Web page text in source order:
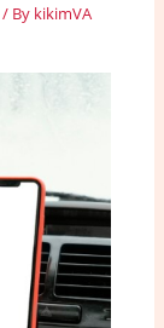
/ By kikimVA